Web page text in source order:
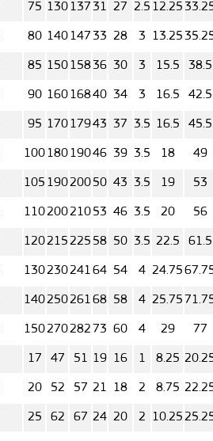
75 13013731 27 2.5 12.25
80 14014733 28 3 13.25
85 15015836 30 3 15.5 38.5
90 16016840 34 3 16.5 42.5
95 17017943 37 3.5 16.5 45.5
10018019046 39 3.5 18 49
105 19020050 43 3.5 19 53
11020021053 46 3.5 20 56
120215225 58 50 3.5 22.5 61.5
13023024164 54 4 24.75
14025026168 58 4 25.75
150270282 73 60 4 29 77
17 47 51 19 16 1 8.25
20 52 57 21 18 2 8.75
25 62 67 24 20 2 10.25